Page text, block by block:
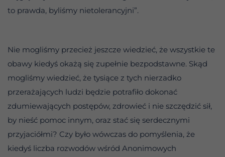
to prawda, byliśmy nietolerancyjni”.
Nie mogliśmy przecież jeszcze wiedzieć, że wszystkie te
obawy kiedyś okażą się zupełnie bezpodstawne. Skąd
mogliśmy wiedzieć, że tysiące z tych nierzadko
przerażających ludzi będzie potrafiło dokonać
zdumiewających postępów, zdrowieć i nie szczędzić sił,
by nieść pomoc innym, oraz stać się serdecznymi
przyjaciółmi? Czy było wówczas do pomyślenia, że
kiedyś liczba rozwodów wśród Anonimowych